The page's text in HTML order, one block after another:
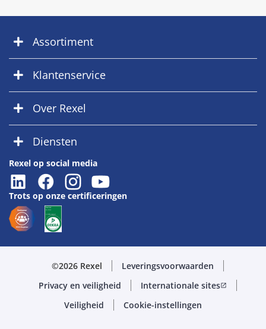
Assortiment
Klantenservice
Over Rexel
Diensten
Rexel op social media
Trots op onze certificeringen
©2026 Rexel
Leveringsvoorwaarden
Privacy en veiligheid
Internationale sitesopen_in_new
Veiligheid Cookie-instellingen